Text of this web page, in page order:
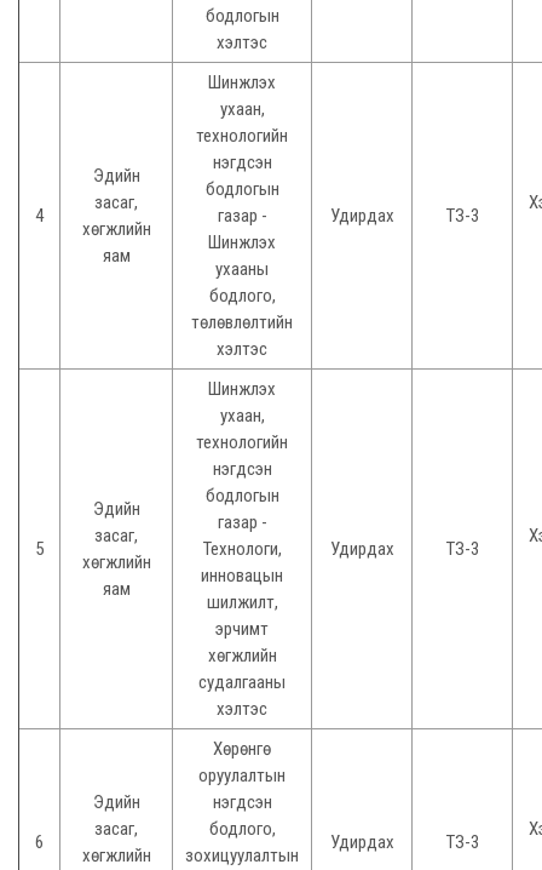
бодлогын
хэлтэс
4
Эдийн
засаг,
хөгжлийн
яам
Шинжлэх
ухаан,
технологийн
нэгдсэн
бодлогын
газар -
Шинжлэх
ухааны
бодлого,
төлөвлөлтийн
хэлтэс
Удирдах ТЗ-3
5
Эдийн
засаг,
хөгжлийн
яам
Шинжлэх
ухаан,
технологийн
нэгдсэн
бодлогын
газар -
Технологи,
инновацын
шилжилт,
эрчимт
хөгжлийн
судалгааны
хэлтэс
Удирдах ТЗ-3
6
Эдийн
засаг,
хөгжлийн
Хөрөнгө
оруулалтын
нэгдсэн
бодлого,
зохицуулалтын
Удирдах ТЗ-3